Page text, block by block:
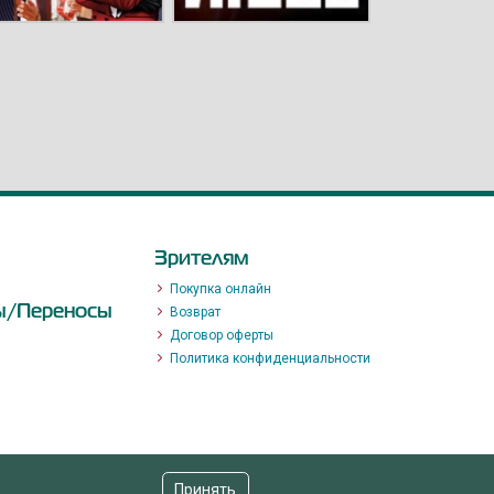
Переносы
Зрителям
Покупка онлайн
Возврат
Договор оферты
Политика конфиденциальности
Принять